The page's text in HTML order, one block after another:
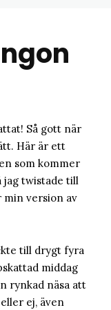
Så gott när
Här är ett
som kommer
jag twistade till
min version av
till drygt fyra
middag
rynkad näsa att
ej, även